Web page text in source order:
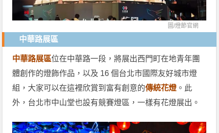
圖/燈節官網
中華路展區
中華路展區位在中華路一段，將展出西門町在地青年團
體創作的燈飾作品，以及 16 個台北市國際友好城市燈
組，大家可以在這裡欣賞到富有創意的傳統花燈。此
外，台北市中山堂也設有競賽燈區，一樣有花燈展出。